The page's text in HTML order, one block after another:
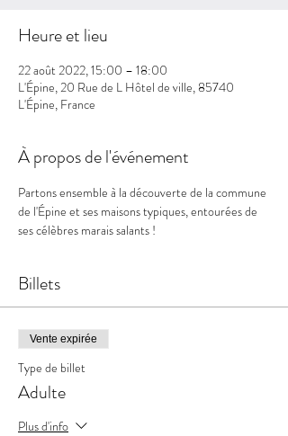
Heure et lieu
22 août 2022, 15:00 – 18:00
L'Épine, 20 Rue de L Hôtel de ville, 85740
L'Épine, France
À propos de l'événement
Partons ensemble à la découverte de la commune
de l'Épine et ses maisons typiques, entourées de
ses célèbres marais salants !
Billets
Vente expirée
Type de billet
Adulte
Plus d'info